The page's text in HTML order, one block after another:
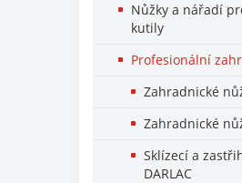
Nůžky a nářadí
kutily
Profesionální
Zahradnické
Zahradnické
Sklízecí a
DARLAC